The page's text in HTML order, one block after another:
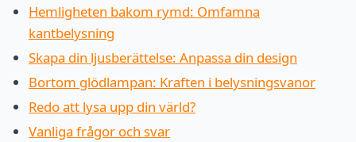
Hemligheten bakom rymd: Omfamna
kantbelysning
Skapa din ljusberättelse: Anpassa din design
Bortom glödlampan: Kraften i belysningsvanor
Redo att lysa upp din värld?
Vanliga frågor och svar